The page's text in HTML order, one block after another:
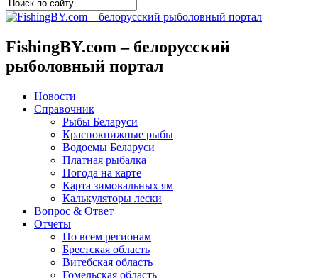
FishingBY.com – белорусский
рыболовный портал
Новости
Справочник
Рыбы Беларуси
Краснокнижные рыбы
Водоемы Беларуси
Платная рыбалка
Погода на карте
Карта зимовальных ям
Калькуляторы лески
Вопрос & Ответ
Отчеты
По всем регионам
Брестская область
Витебская область
Гомельская область